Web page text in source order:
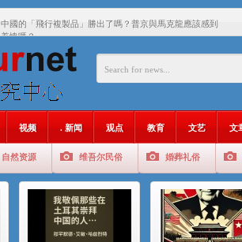
中國的「飛行複製品」勝出了嗎？普京與馬克龍應該感到
羞愧嗎？
我敬佩那些在土耳其崇拜中國的人……
聚焦维吾尔 | 伊利夏提：我为什么要学汉语
大一统情结使魏京生失去理智 / 伊利夏提
伊利夏提：在自责与内疚中的挣扎
伊利夏提：消失在集中营的红衣女孩
视频 . 新闻 观点 教育 文艺 文
自然资源 维吾尔民俗 婚葬礼俗